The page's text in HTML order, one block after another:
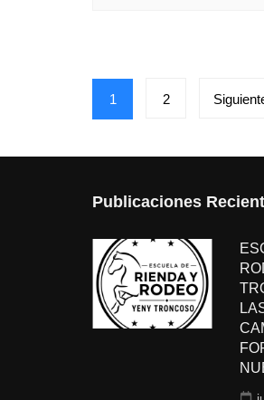
Paginación
de
entradas
1 2
Publicaciones